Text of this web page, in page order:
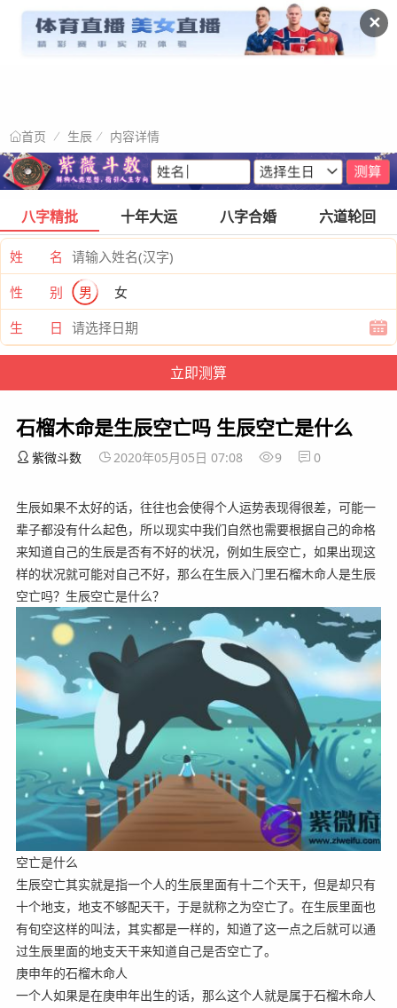
✕
首页 生辰 内容详情
八字精批 十年大运 八字合婚 六道轮回
姓 名
性 别
男
女
生 日
石榴木命是生辰空亡吗 生辰空亡是什么
紫微斗数 2020年05月05日 07:08 9 0
生辰如果不太好的话，往往也会使得个人运势表现得很差，可能一
辈子都没有什么起色，所以现实中我们自然也需要根据自己的命格
来知道自己的生辰是否有不好的状况，例如生辰空亡，如果出现这
样的状况就可能对自己不好，那么在生辰入门里石榴木命人是生辰
空亡吗？生辰空亡是什么？
空亡是什么
生辰空亡其实就是指一个人的生辰里面有十二个天干，但是却只有
十个地支，地支不够配天干，于是就称之为空亡了。在生辰里面也
有旬空这样的叫法，其实都是一样的，知道了这一点之后就可以通
过生辰里面的地支天干来知道自己是否空亡了。
庚申年的石榴木命人
一个人如果是在庚申年出生的话，那么这个人就是属于石榴木命人